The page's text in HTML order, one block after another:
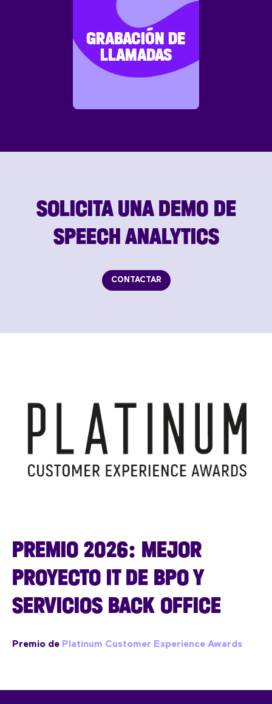
GRABACIÓN DE
LLAMADAS
SOLICITA UNA DEMO DE
SPEECH ANALYTICS
CONTACTAR
PREMIO 2026: MEJOR
PROYECTO IT DE BPO Y
SERVICIOS BACK OFFICE
Premio de Platinum Customer Experience Awards